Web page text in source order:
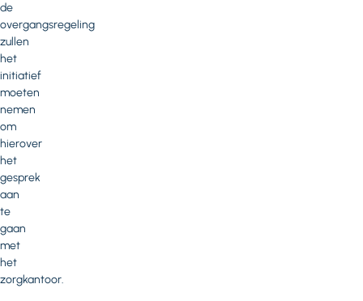
de
overgangsregeling
zullen
het
initiatief
moeten
nemen
om
hierover
het
gesprek
aan
te
gaan
met
het
zorgkantoor.